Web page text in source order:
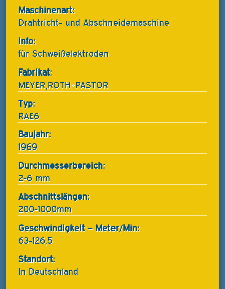
Maschinenart:
Drahtricht- und Abschneidemaschine
Info:
für Schweißelektroden
Fabrikat:
MEYER,ROTH+PASTOR
Typ:
RAE6
Baujahr:
1969
Durchmesserbereich:
2-6 mm
Abschnittslängen:
200-1000mm
Geschwindigkeit – Meter/Min:
63-126,5
Standort:
In Deutschland